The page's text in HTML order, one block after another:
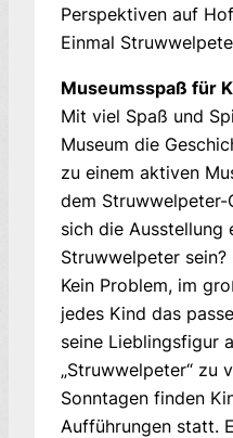
Perspektiven auf
Einmal
Museumsspaß für
Mit viel Spaß und
Museum die
zu einem aktiven
dem Struwwelpeter-
sich die Ausstellung
Struwwelpeter sein?
Kein Problem, im
jedes Kind das
seine Lieblingsfigur
„Struwwelpeter“ zu
Sonntagen finden
Aufführungen statt.